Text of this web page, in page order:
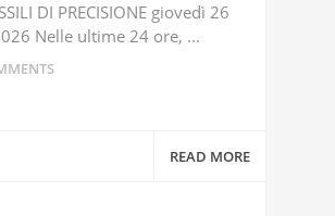
DI PRECISIONE giovedì 26
Nelle ultime 24 ore, ...
READ MORE